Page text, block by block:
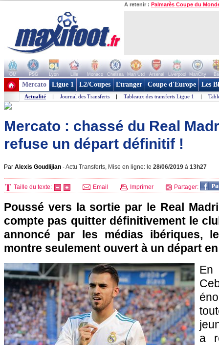
A retenir : Palmarès Coupe du
OM PSG Lyon Lille Monaco Chelsea Man Utd Arsenal Liverpool ManCity
+ de clubs
Mercato Ligue 1 L2/Coupes Etranger Coupe d'Europe Les
Actualité | Journal des Transferts | Tableaux des transferts Ligue 1 |
Mercato : chassé du Real
refuse un départ définitif !
Par Alexis Goudlijian -Actu Transferts, Mise en ligne: le 28/06/2019 à 13h27
Taille du texte: Email Imprimer Partager:
Poussé vers la sortie par le Real
compte pas quitter définitivement le
annoncé par les médias ibériques,
montre seulement ouvert à un départ
a